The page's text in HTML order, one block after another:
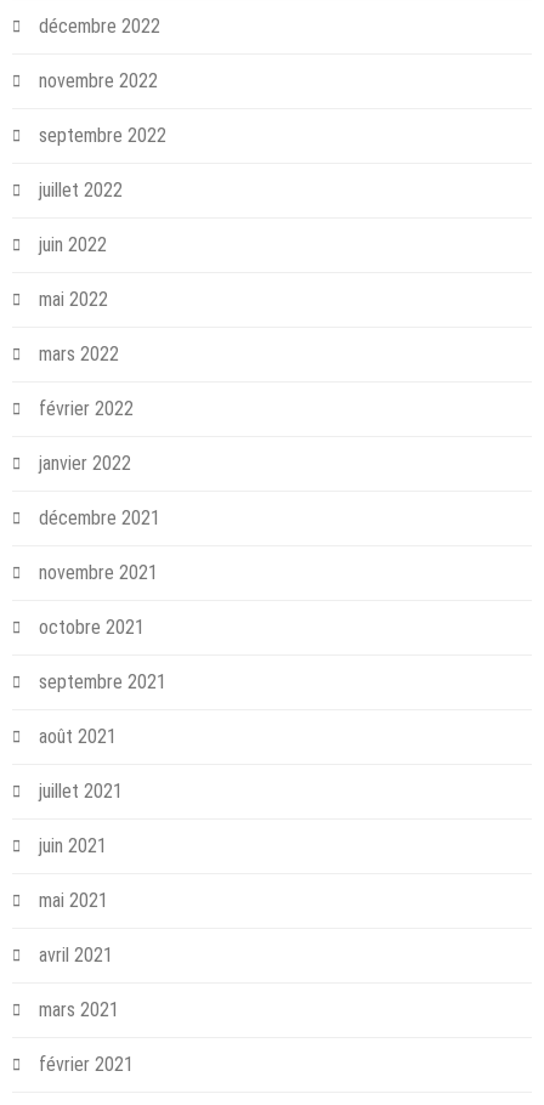
décembre 2022
novembre 2022
septembre 2022
juillet 2022
juin 2022
mai 2022
mars 2022
février 2022
janvier 2022
décembre 2021
novembre 2021
octobre 2021
septembre 2021
août 2021
juillet 2021
juin 2021
mai 2021
avril 2021
mars 2021
février 2021